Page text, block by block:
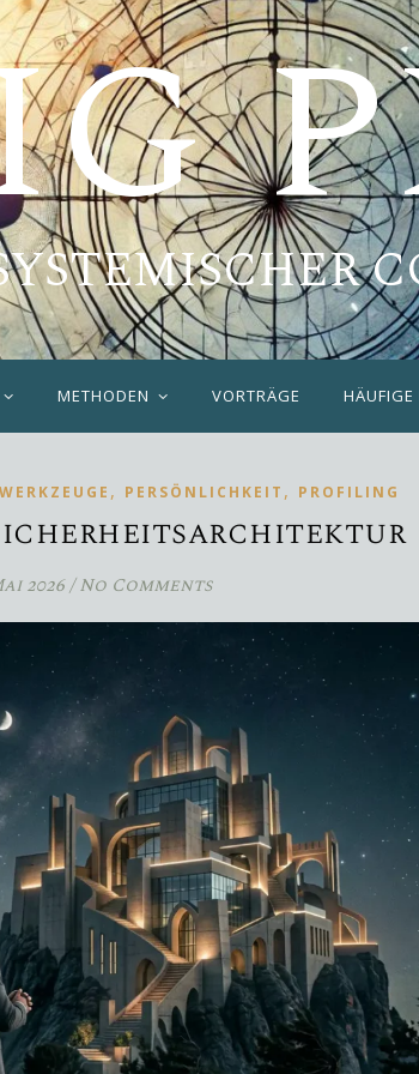
METHODEN VORTRÄGE HÄUFIGE
, PERSÖNLICHKEIT , PROFILING
2026/ No Comments